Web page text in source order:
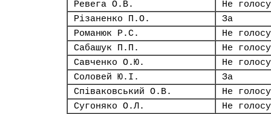
Ревега О.В.
Не
Різаненко П.О.
За
Романюк Р.С.
Не
Сабашук П.П.
Не
Савченко О.Ю.
Не
Соловей Ю.І.
За
Співаковський О.В.
Не
Сугоняко О.Л.
Не